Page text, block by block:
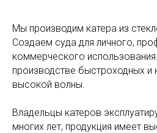
Мы производим катера из
Создаем суда для личного,
коммерческого
производстве быстроходных и
высокой волны.
Владельцы катеров
многих лет, продукция имеет